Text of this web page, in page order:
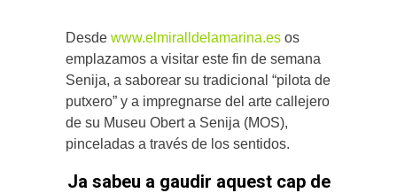
Desde www.elmiralldelamarina.es os
emplazamos a visitar este fin de semana
Senija, a saborear su tradicional “pilota de
putxero” y a impregnarse del arte callejero
de su Museu Obert a Senija (MOS),
pinceladas a través de los sentidos.
Ja sabeu a gaudir aquest cap de